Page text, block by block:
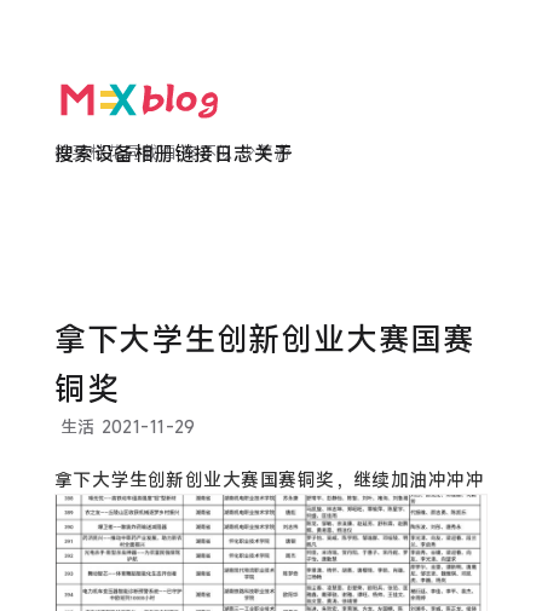
欲买桂花同载酒 终不似 少年游
搜索设备相册链接日志关于
拿下大学生创新创业大赛国赛
铜奖
生活 2021-11-29
拿下大学生创新创业大赛国赛铜奖，继续加油冲冲冲